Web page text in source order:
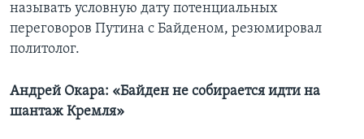
называть условную дату потенциальных
переговоров Путина с Байденом, резюмировал
политолог.
Андрей Окара: «Байден не собирается идти на
шантаж Кремля»